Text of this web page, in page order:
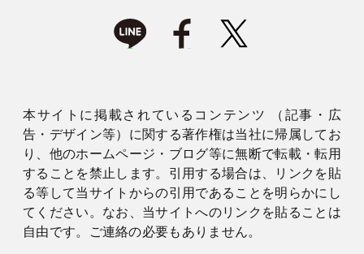
本サイトに掲載されているコンテンツ （記事・広
告・デザイン等）に関する著作権は当社に帰属してお
り、他のホームページ・ブログ等に無断で転載・転用
することを禁止します。引用する場合は、リンクを貼
る等して当サイトからの引用であることを明らかにし
てください。なお、当サイトへのリンクを貼ることは
自由です。ご連絡の必要もありません。